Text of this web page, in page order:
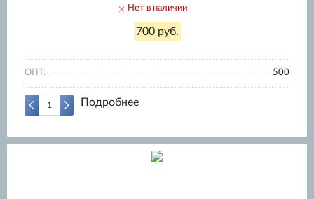
Нет в наличии
700 руб.
ОПТ: 500
Подробнее